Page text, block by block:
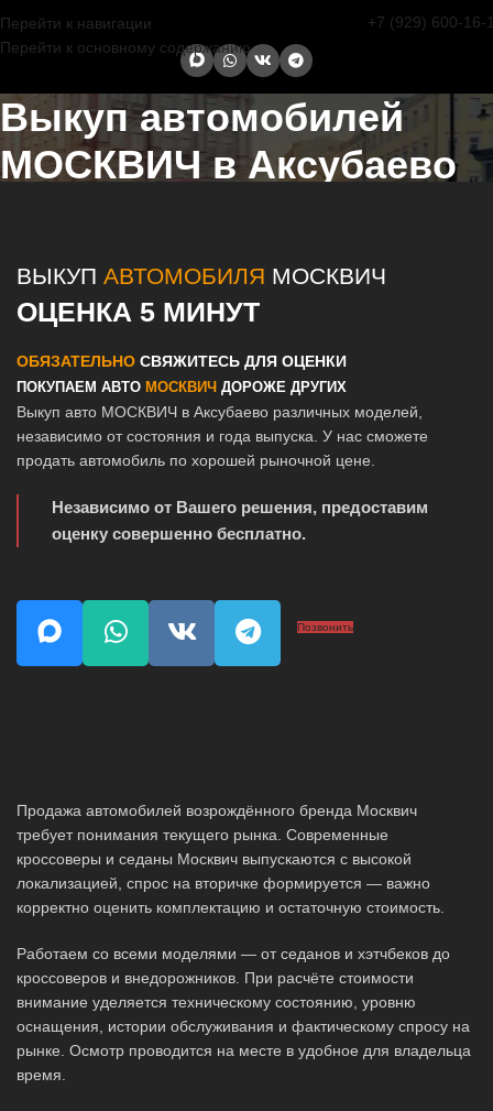
Перейти к навигации
Перейти к основному содержанию
+7 (929) 600-16-
Выкуп автомобилей
МОСКВИЧ в Аксубаево
ВЫКУП АВТОМОБИЛЯ МОСКВИЧ
ОЦЕНКА 5 МИНУТ
ОБЯЗАТЕЛЬНО СВЯЖИТЕСЬ ДЛЯ ОЦЕНКИ
ПОКУПАЕМ АВТО МОСКВИЧ ДОРОЖЕ ДРУГИХ
Выкуп авто МОСКВИЧ в Аксубаево различных моделей,
независимо от состояния и года выпуска. У нас сможете
продать автомобиль по хорошей рыночной цене.
Независимо от Вашего решения, предоставим
оценку совершенно бесплатно.
Позвонить
Продажа автомобилей возрождённого бренда Москвич
требует понимания текущего рынка. Современные
кроссоверы и седаны Москвич выпускаются с высокой
локализацией, спрос на вторичке формируется — важно
корректно оценить комплектацию и остаточную стоимость.
Работаем со всеми моделями — от седанов и хэтчбеков до
кроссоверов и внедорожников. При расчёте стоимости
внимание уделяется техническому состоянию, уровню
оснащения, истории обслуживания и фактическому спросу на
рынке. Осмотр проводится на месте в удобное для владельца
время.